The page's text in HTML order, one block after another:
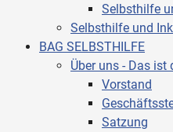
Selbsthilfe
Selbsthilfe und
BAG SELBSTHILFE
Über uns - Das ist
Vorstand
Satzung